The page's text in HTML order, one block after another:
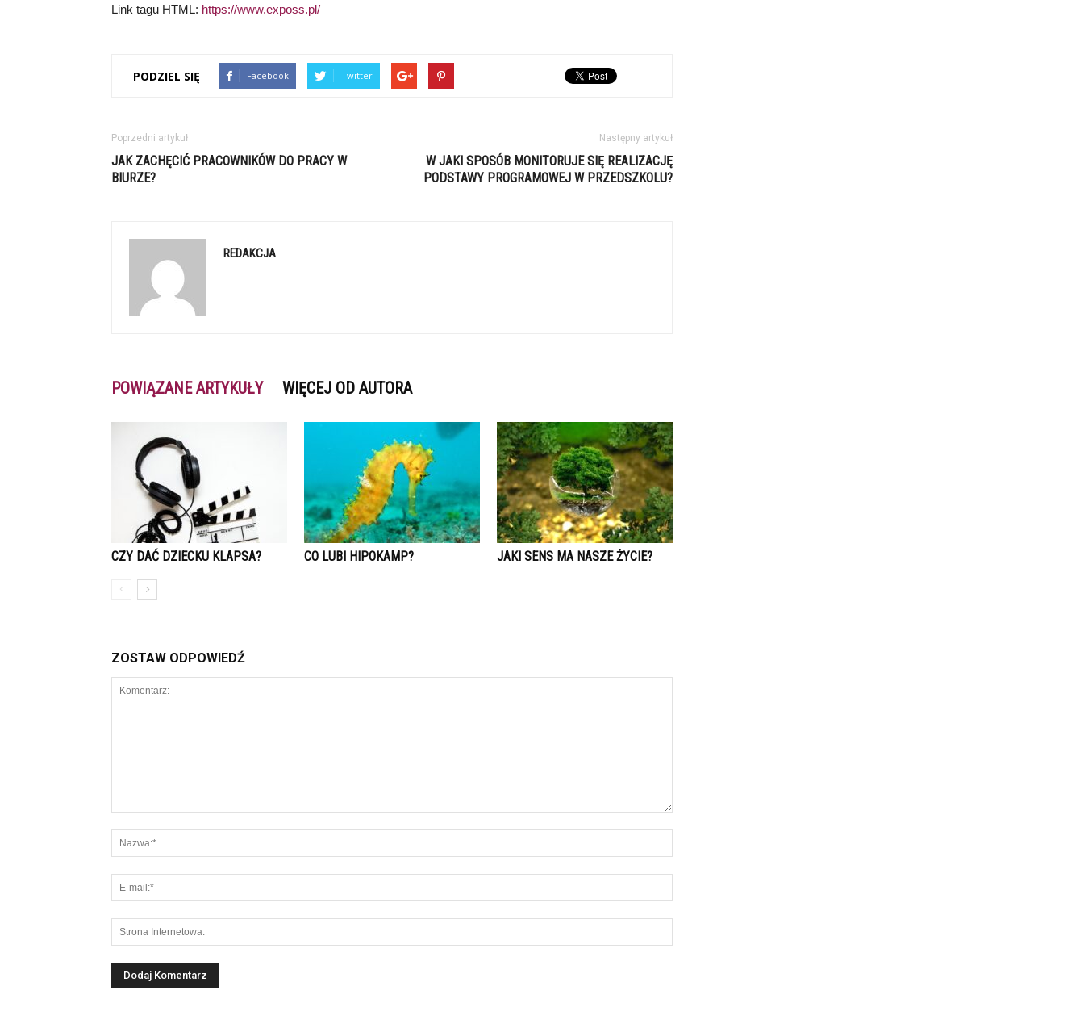
Link tagu HTML: https://www.exposs.pl/
PODZIEL SIĘ Facebook Twitter
Poprzedni artykuł
JAK ZACHĘCIĆ PRACOWNIKÓW DO PRACY W
BIURZE?
Następny artykuł
W JAKI SPOSÓB MONITORUJE SIĘ REALIZACJĘ
PODSTAWY PROGRAMOWEJ W PRZEDSZKOLU?
REDAKCJA
POWIĄZANE ARTYKUŁY WIĘCEJ OD AUTORA
CZY DAĆ DZIECKU KLAPSA? CO LUBI HIPOKAMP? JAKI SENS MA NASZE ŻYCIE?
ZOSTAW ODPOWIEDŹ